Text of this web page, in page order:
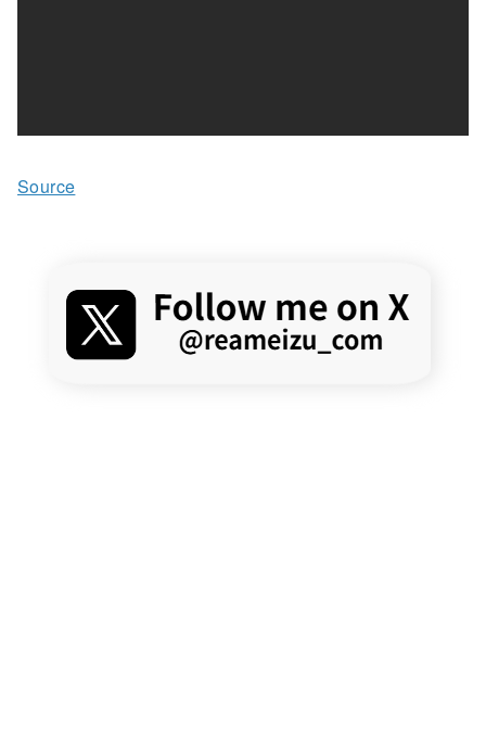
Source